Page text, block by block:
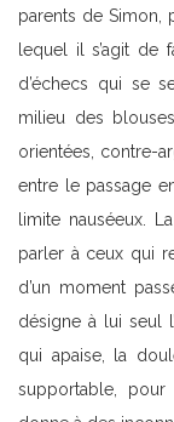
parents de Simon,
lequel il s’agit de
d’échecs qui se
milieu des
orientées, contre-
entre le passage
limite nauséeux.
parler à ceux qui
d’un moment
désigne à lui seul
qui apaise, la
supportable,